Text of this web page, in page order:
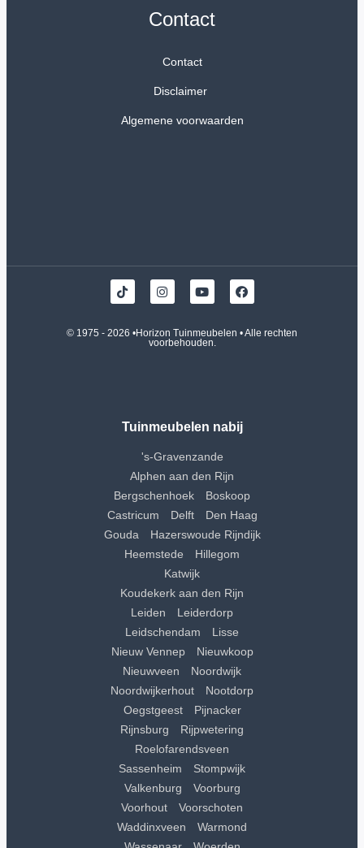
Contact
Contact
Disclaimer
Algemene voorwaarden
© 1975 - 2026 •Horizon Tuinmeubelen • Alle rechten
voorbehouden.
Tuinmeubelen nabij
's-Gravenzande
Alphen aan den Rijn
Bergschenhoek
Boskoop
Castricum
Delft
Den Haag
Gouda
Hazerswoude Rijndijk
Heemstede
Hillegom
Katwijk
Koudekerk aan den Rijn
Leiden
Leiderdorp
Leidschendam
Lisse
Nieuw Vennep
Nieuwkoop
Nieuwveen
Noordwijk
Noordwijkerhout
Nootdorp
Oegstgeest
Pijnacker
Rijnsburg
Rijpwetering
Roelofarendsveen
Sassenheim
Stompwijk
Valkenburg
Voorburg
Voorhout
Voorschoten
Waddinxveen
Warmond